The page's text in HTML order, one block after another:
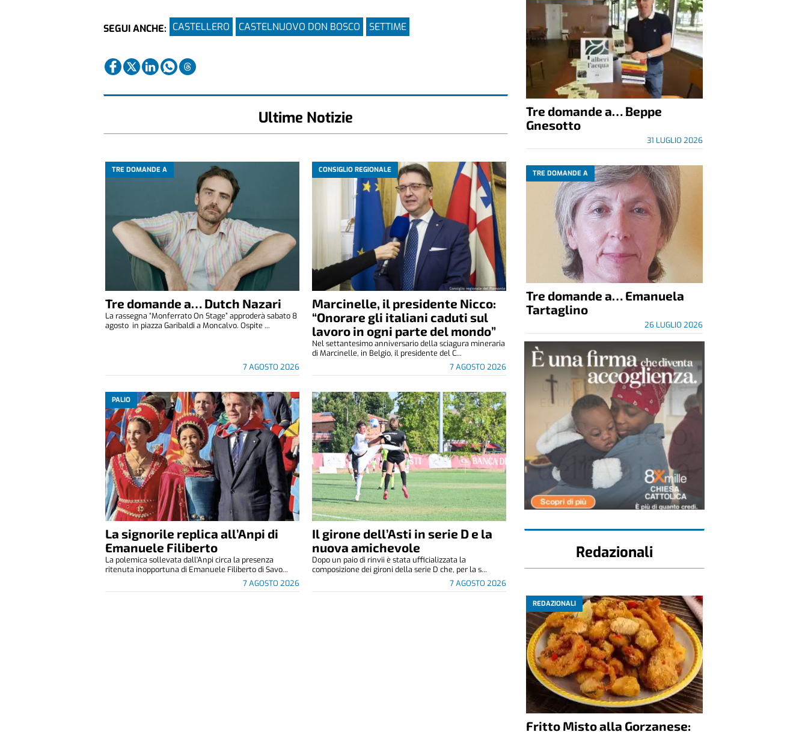
SEGUI ANCHE: CASTELLERO CASTELNUOVO DON BOSCO SETTIME
Ultime Notizie
TRE DOMANDE A
Tre domande a… Dutch Nazari
7 AGOSTO 2026
La rassegna “Monferrato On Stage” approderà sabato 8
agosto in piazza Garibaldi a Moncalvo. Ospite ...
CONSIGLIO REGIONALE
Marcinelle, il presidente Nicco:
“Onorare gli italiani caduti sul
lavoro in ogni parte del mondo”
7 AGOSTO 2026
Nel settantesimo anniversario della sciagura mineraria
di Marcinelle, in Belgio, il presidente del C...
PALIO
La signorile replica all’Anpi di
Emanuele Filiberto
7 AGOSTO 2026
La polemica sollevata dall'Anpi circa la presenza
ritenuta inopportuna di Emanuele Filiberto di Savo...
Il girone dell’Asti in serie D e la
nuova amichevole
7 AGOSTO 2026
Dopo un paio di rinvii è stata ufficializzata la
composizione dei gironi della serie D che, per la s...
Tre domande a… Beppe
Gnesotto
31 LUGLIO 2026
TRE DOMANDE A
Tre domande a… Emanuela
Tartaglino
26 LUGLIO 2026
Redazionali
REDAZIONALI
Fritto Misto alla Gorzanese: